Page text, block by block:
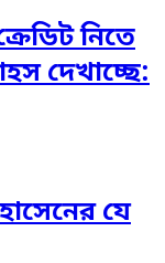
নিতে
দেখাচ্ছে:
যে